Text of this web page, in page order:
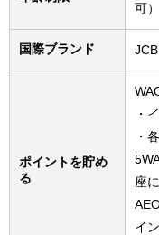
可）
国際ブランド
ポイントを貯め
る
・
・
座
イ